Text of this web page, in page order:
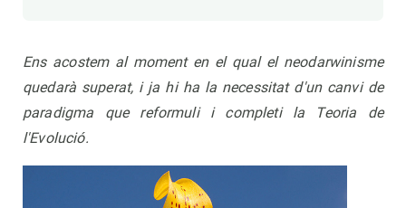
Ens acostem al moment en el qual el neodarwinisme
quedarà superat, i ja hi ha la necessitat d'un canvi de
paradigma que reformuli i completi la Teoria de
l'Evolució.